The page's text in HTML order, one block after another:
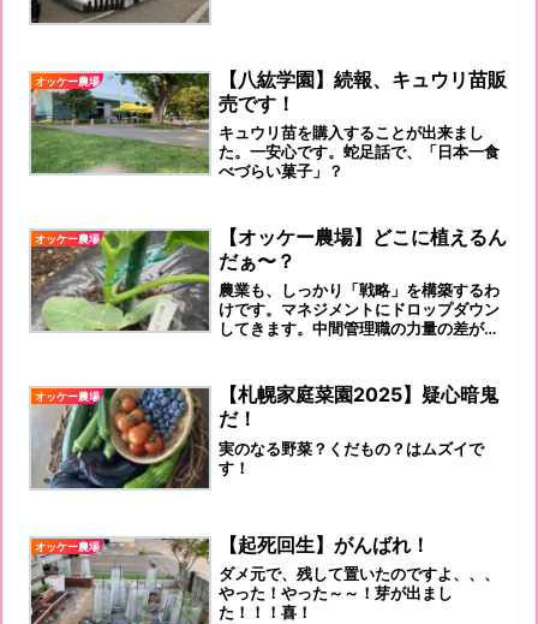
オッケー農場
【八紘学園】続報、キュウリ苗販
売です！
キュウリ苗を購入することが出来まし
た。一安心です。蛇足話で、「日本一食
べづらい菓子」？
オッケー農場
【オッケー農場】どこに植えるん
だぁ〜？
農業も、しっかり「戦略」を構築するわ
けです。マネジメントにドロップダウン
してきます。中間管理職の力量の差が出
オッケー農場
【札幌家庭菜園2025】疑心暗鬼
だ！
実のなる野菜？くだもの？はムズイで
す！
オッケー農場 【起死回生】がんばれ！
ダメ元で、残して置いたのですよ、、、
やった！やった～～！芽が出まし
た！！！喜！